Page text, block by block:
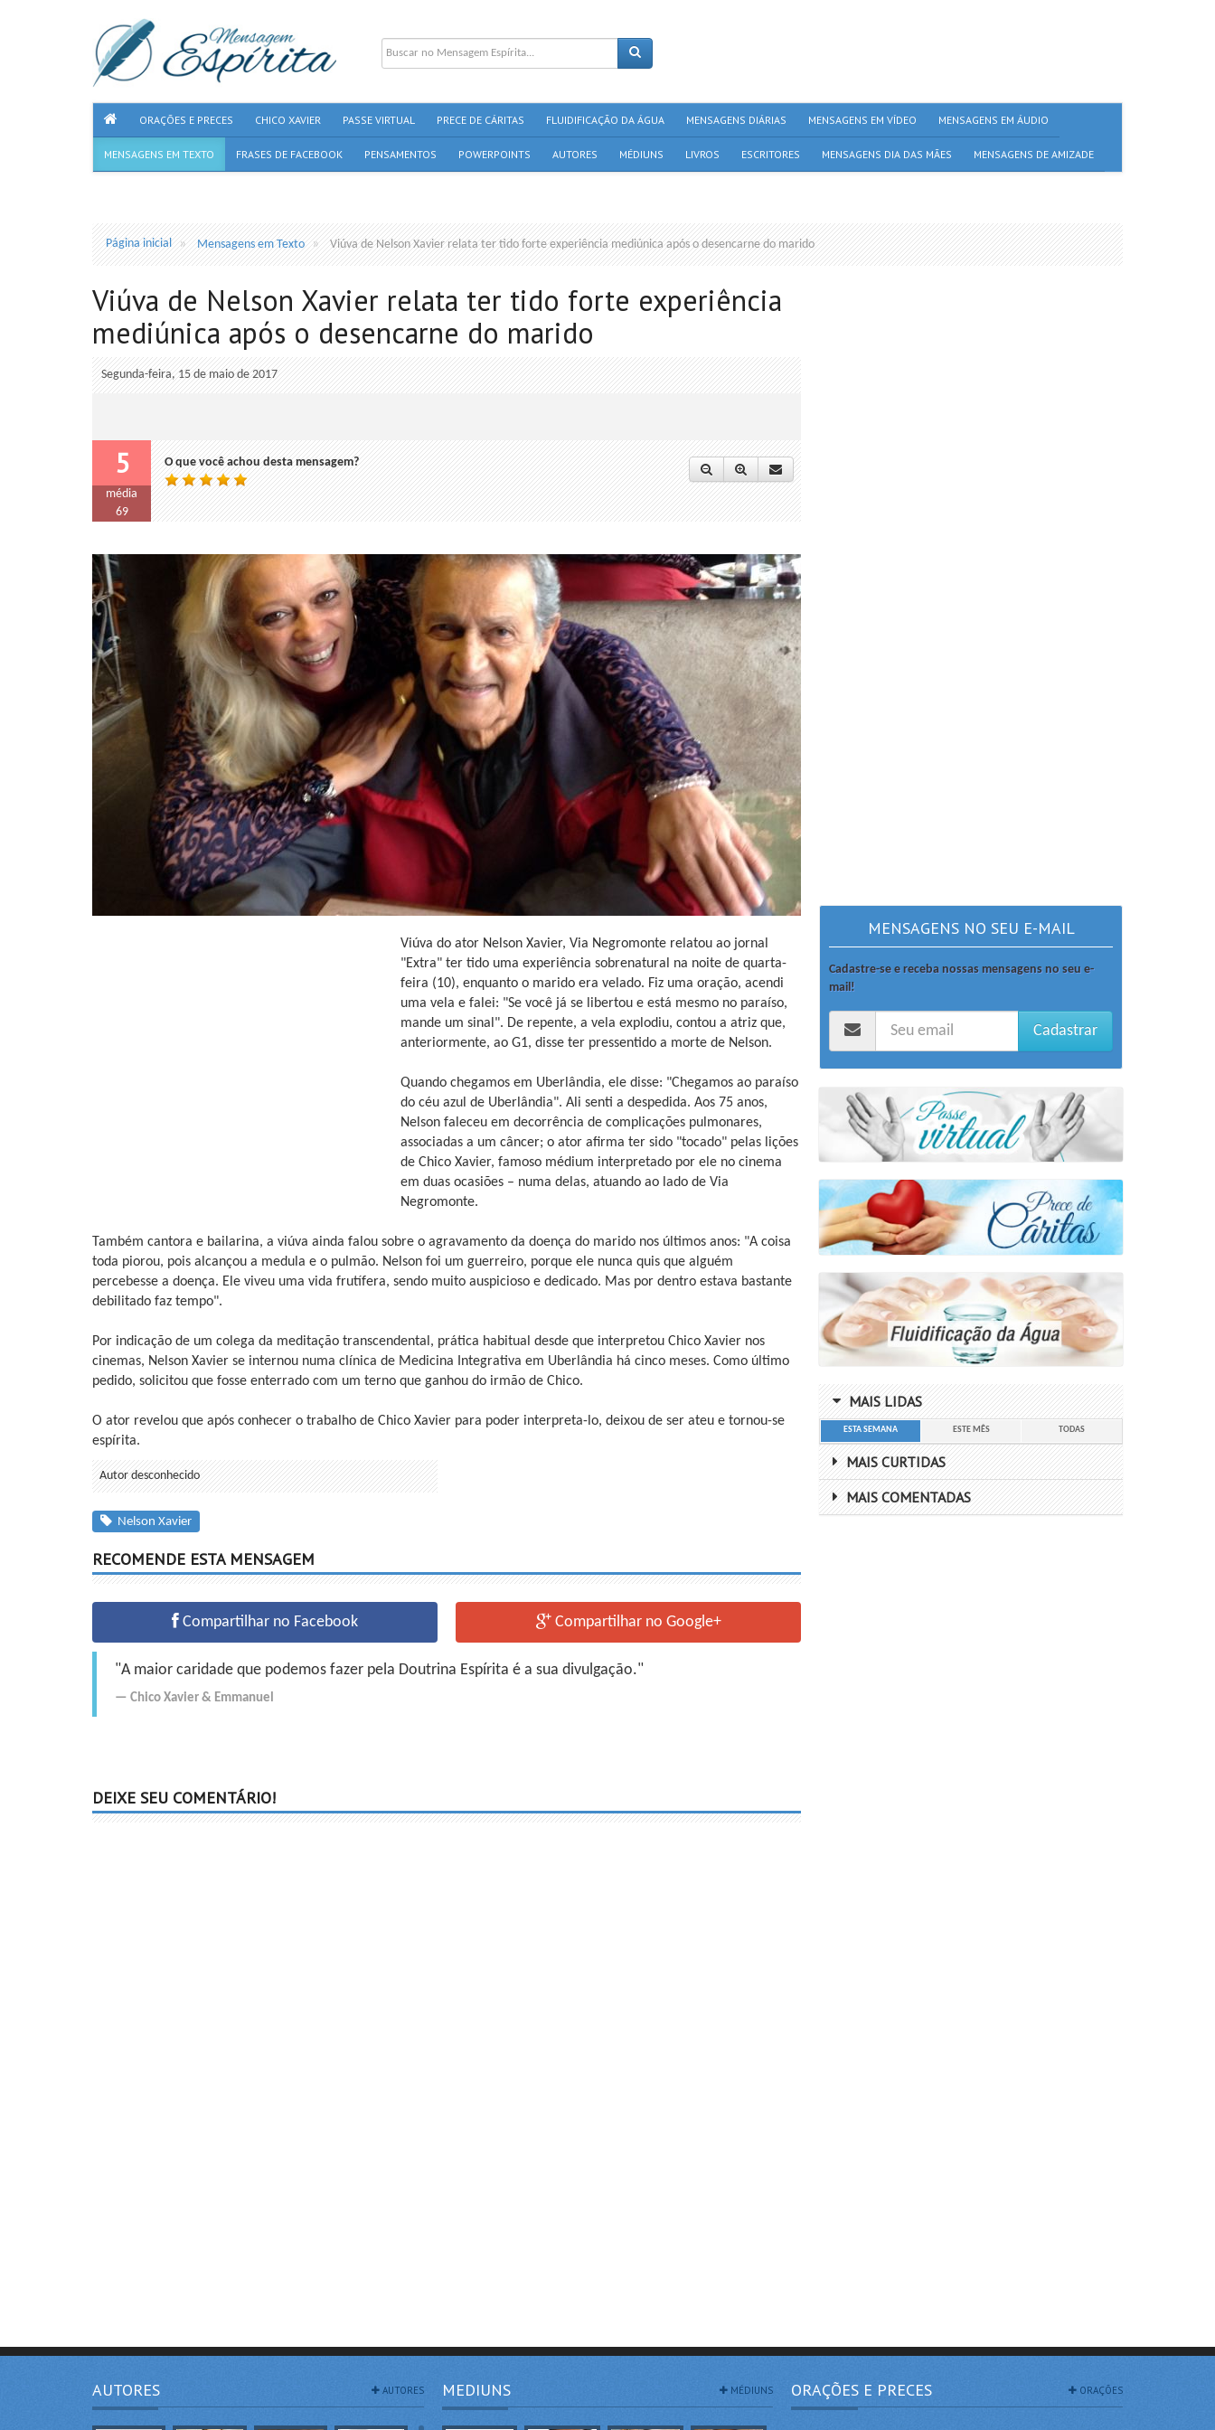
ORAÇÕES E PRECES CHICO XAVIER PASSE VIRTUAL PRECE DE CÁRITAS FLUIDIFICAÇÃO DA ÁGUA MENSAGENS DIÁRIAS MENSAGENS EM VÍDEO MENSAGENS EM ÁUDIO
MENSAGENS EM TEXTO FRASES DE FACEBOOK PENSAMENTOS POWERPOINTS AUTORES MÉDIUNS LIVROS ESCRITORES MENSAGENS DIA DAS MÃES MENSAGENS DE AMIZADE
Página inicial Mensagens em Texto Viúva de Nelson Xavier relata ter tido forte experiência mediúnica após o desencarne do marido
Viúva de Nelson Xavier relata ter tido forte experiência
mediúnica após o desencarne do marido
Segunda-feira, 15 de maio de 2017
5
média
69
O que você achou desta mensagem?
Viúva do ator Nelson Xavier, Via Negromonte relatou ao jornal
"Extra" ter tido uma experiência sobrenatural na noite de quarta-
feira (10), enquanto o marido era velado. Fiz uma oração, acendi
uma vela e falei: "Se você já se libertou e está mesmo no paraíso,
mande um sinal". De repente, a vela explodiu, contou a atriz que,
anteriormente, ao G1, disse ter pressentido a morte de Nelson.
Quando chegamos em Uberlândia, ele disse: "Chegamos ao paraíso
do céu azul de Uberlândia". Ali senti a despedida. Aos 75 anos,
Nelson faleceu em decorrência de complicações pulmonares,
associadas a um câncer; o ator afirma ter sido "tocado" pelas lições
de Chico Xavier, famoso médium interpretado por ele no cinema
em duas ocasiões – numa delas, atuando ao lado de Via
Negromonte.
Também cantora e bailarina, a viúva ainda falou sobre o agravamento da doença do marido nos últimos anos: "A coisa
toda piorou, pois alcançou a medula e o pulmão. Nelson foi um guerreiro, porque ele nunca quis que alguém
percebesse a doença. Ele viveu uma vida frutífera, sendo muito auspicioso e dedicado. Mas por dentro estava bastante
debilitado faz tempo".
Por indicação de um colega da meditação transcendental, prática habitual desde que interpretou Chico Xavier nos
cinemas, Nelson Xavier se internou numa clínica de Medicina Integrativa em Uberlândia há cinco meses. Como último
pedido, solicitou que fosse enterrado com um terno que ganhou do irmão de Chico.
O ator revelou que após conhecer o trabalho de Chico Xavier para poder interpreta-lo, deixou de ser ateu e tornou-se
espírita.
Autor desconhecido
Nelson Xavier
RECOMENDE ESTA MENSAGEM
Compartilhar no Facebook Compartilhar no Google+
"A maior caridade que podemos fazer pela Doutrina Espírita é a sua divulgação."
Chico Xavier & Emmanuel
DEIXE SEU COMENTÁRIO!
MENSAGENS NO SEU E-MAIL
Cadastre-se e receba nossas mensagens no seu e-
mail!
Cadastrar
MAIS LIDAS
ESTA SEMANA ESTE MÊS TODAS
MAIS CURTIDAS
MAIS COMENTADAS
AUTORES AUTORES MEDIUNS MÉDIUNS ORAÇÕES E PRECES ORAÇÕES